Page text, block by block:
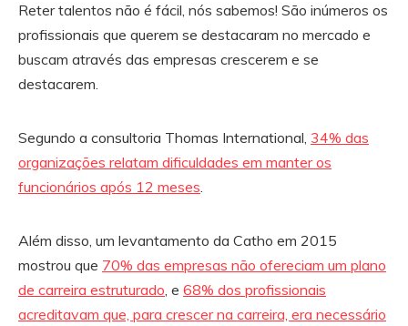
Reter talentos não é fácil, nós sabemos! São inúmeros os
profissionais que querem se destacaram no mercado e
buscam através das empresas crescerem e se
destacarem.
Segundo a consultoria Thomas International, 34% das
organizações relatam dificuldades em manter os
funcionários após 12 meses.
Além disso, um levantamento da Catho em 2015
mostrou que 70% das empresas não ofereciam um plano
de carreira estruturado, e 68% dos profissionais
acreditavam que, para crescer na carreira, era necessário